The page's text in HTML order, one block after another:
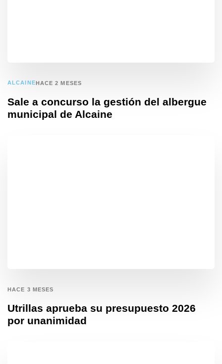
ALCAINEHACE 2 MESES
Sale a concurso la gestión del albergue
municipal de Alcaine
HACE 3 MESES
Utrillas aprueba su presupuesto 2026
por unanimidad